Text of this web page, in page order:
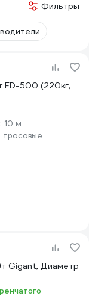
Фильтры
FD-500 (220кг,
10 м
тросовые
Gigant, Диаметр